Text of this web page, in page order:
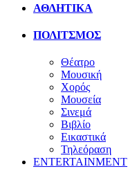
ΑΘΛΗΤΙΚΑ
ΠΟΛΙΤΣΜΟΣ
Θέατρο
Μουσική
Χορός
Μουσεία
Σινεμά
Βιβλίο
Εικαστικά
Τηλεόραση
ENTERTAINMENT